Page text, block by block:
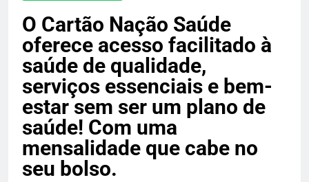
O Cartão Nação Saúde
oferece acesso facilitado à
saúde de qualidade,
serviços essenciais e bem-
estar sem ser um plano de
saúde! Com uma
mensalidade que cabe no
seu bolso.